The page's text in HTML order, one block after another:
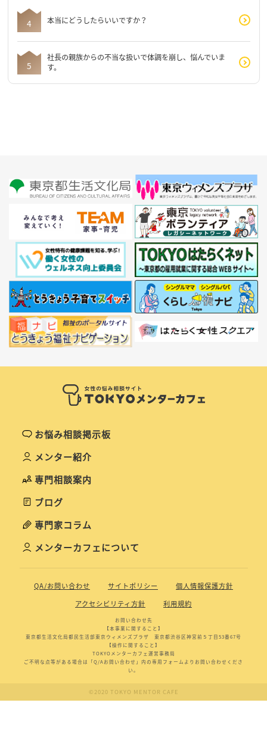
本当にどうしたらいいですか？
社長の親族からの不当な扱いで体調を崩し、悩んでいま
す。
お悩み相談掲示板
メンター紹介
専門相談案内
ブログ
専門家コラム
メンターカフェについて
QA/お問い合わせ サイトポリシー
個人情報保護方針
アクセシビリティ方針
利用規約
お問い合わせ先
【本事業に関すること】
東京都生活文化局都民生活部東京ウィメンズプラザ 東京都渋谷区神宮前５丁目53番67号
【操作に関すること】
TOKYOメンターカフェ運営事務局
ご不明な点等がある場合は「Q/Aお問い合わせ」内の専用フォームよりお問い合わせくださ
い。
©2020 TOKYO MENTOR CAFE